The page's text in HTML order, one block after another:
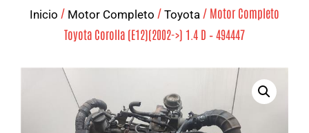
Inicio / Motor Completo / Toyota / Motor Completo
Toyota Corolla (E12)(2002->) 1.4 D – 494447